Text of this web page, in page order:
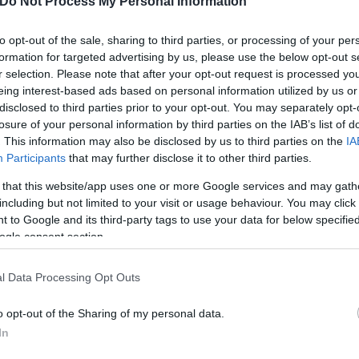
opt-out of the sale, sharing to third parties, or processing of your
for targeted advertising by us, please use the below opt-out
selection. Please note that after your opt-out request is processed
interest-based ads based on personal information utilized by us
to third parties prior to your opt-out. You may separately
of your personal information by third parties on the IAB’s list of
This information may also be disclosed by us to third parties on the
Participants that may further disclose it to other third parties.
that this website/app uses one or more Google services and may
but not limited to your visit or usage behaviour. You may
to Google and its third-party tags to use your data for below
consent section.
Data Processing Opt Outs
opt-out of the Sharing of my personal data.
φυσικά δεν διαφέρουν από αυτά που
γυναικών η έμφυλη βία λαμβάνει και
που συνδέεται με τηναναπηρίαή την
προσβασιμότητας και επικοινωνίας, τη
άλλων οικονομικών βοηθημάτων που μπορεί να
και ρόλο φροντιστή. Πρόκειται για
ή για άλλους, επί πληρωμή βοηθούς ή/και
Αυτό έχει ως αποτέλεσμα την αυξημένη